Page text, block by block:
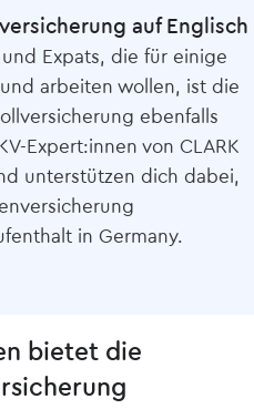
auf Englisch
Expats, die für einige
arbeiten wollen, ist die
ebenfalls
Expert:innen von CLARK
unterstützen dich dabei,
in Germany.
bietet die